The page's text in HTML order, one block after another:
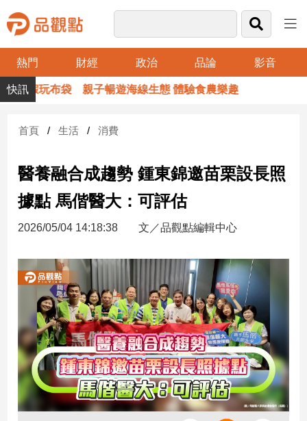
熱門 財經 政治 品論 影音
品
觀
財
台
財
新
產
經/
房
地
產
品
玩布袋 親子暢遊海線生態 體驗食農樂趣
首頁 生活 消費
醫養融合成趨勢 鍾東錦邀苗栗設長照
據點 馬偕醫大：可評估
2026/05/04 14:18:38 文／品觀點編輯中心